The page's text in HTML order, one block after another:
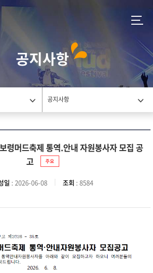
공지사항
공지사항
령머드축제 통역.안내 자원봉사자 모집 공
고
주요
일 : 2026-06-08 조회 : 8584